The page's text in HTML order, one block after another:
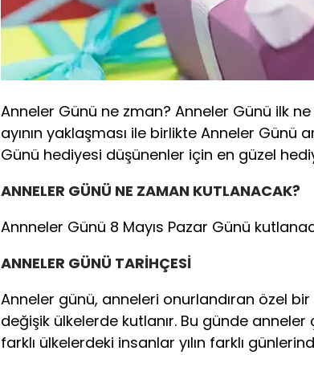
Anneler Günü ne zman? Anneler Günü ilk
ayının yaklaşması ile birlikte Anneler Günü
Günü hediyesi düşünenler için en güzel
ANNELER GÜNÜ NE ZAMAN KUTLANACAK?
Annneler Günü 8 Mayıs Pazar Günü
ANNELER GÜNÜ TARİHÇESİ
Anneler günü, anneleri onurlandıran özel
değişik ülkelerde kutlanır. Bu günde anneler
farklı ülkelerdeki insanlar yılın farklı